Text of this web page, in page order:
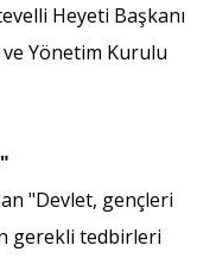
Heyeti Başkanı
Yönetim Kurulu
"Devlet, gençleri
gerekli tedbirleri